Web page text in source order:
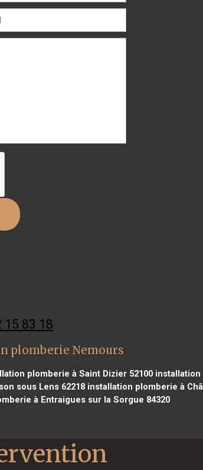
15 83 18
plomberie Nemours
plomberie à Saint Dizier 52100 installation
sous Lens 62218 installation plomberie à
à Entraigues sur la Sorgue 84320